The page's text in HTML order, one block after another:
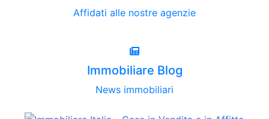
Affidati alle nostre agenzie
Immobiliare Blog
News immobiliari